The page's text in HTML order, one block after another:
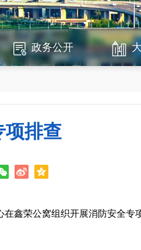
政务公开
项排查
鑫荣公窝组织开展消防安全专